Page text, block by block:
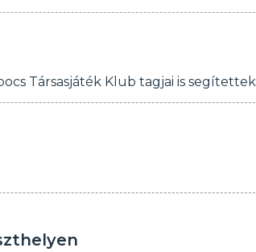
Társasjáték Klub tagjai is